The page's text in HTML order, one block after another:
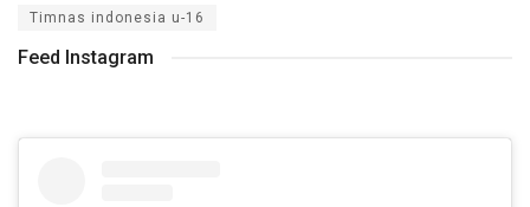
Timnas indonesia u-16
Feed Instagram